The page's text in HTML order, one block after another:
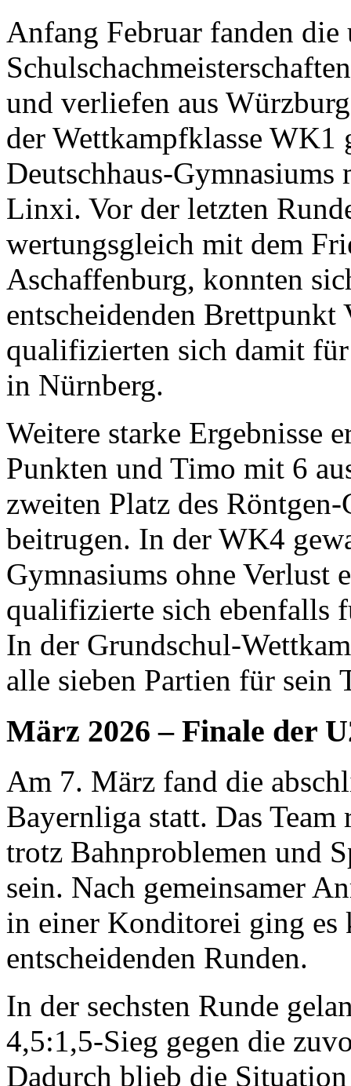
Anfang Februar fanden die
und verliefen aus
der Wettkampfklasse WK1
Deutschhaus-
Linxi. Vor der letzten
wertungsgleich mit dem
Aschaffenburg, konnten
entscheidenden
qualifizierten sich damit
in Nürnberg.
Weitere starke Ergebnisse
Punkten und Timo mit 6
zweiten Platz des
beitrugen. In der WK4
Gymnasiums ohne Verlust
qualifizierte sich ebenfalls
In der Grundschul-
alle sieben Partien für sein
März 2026 – Finale der
Am 7. März fand die
Bayernliga statt. Das Team
trotz Bahnproblemen und
sein. Nach gemeinsamer
in einer Konditorei ging es
entscheidenden Runden.
In der sechsten Runde
4,5:1,5-Sieg gegen die
Dadurch blieb die